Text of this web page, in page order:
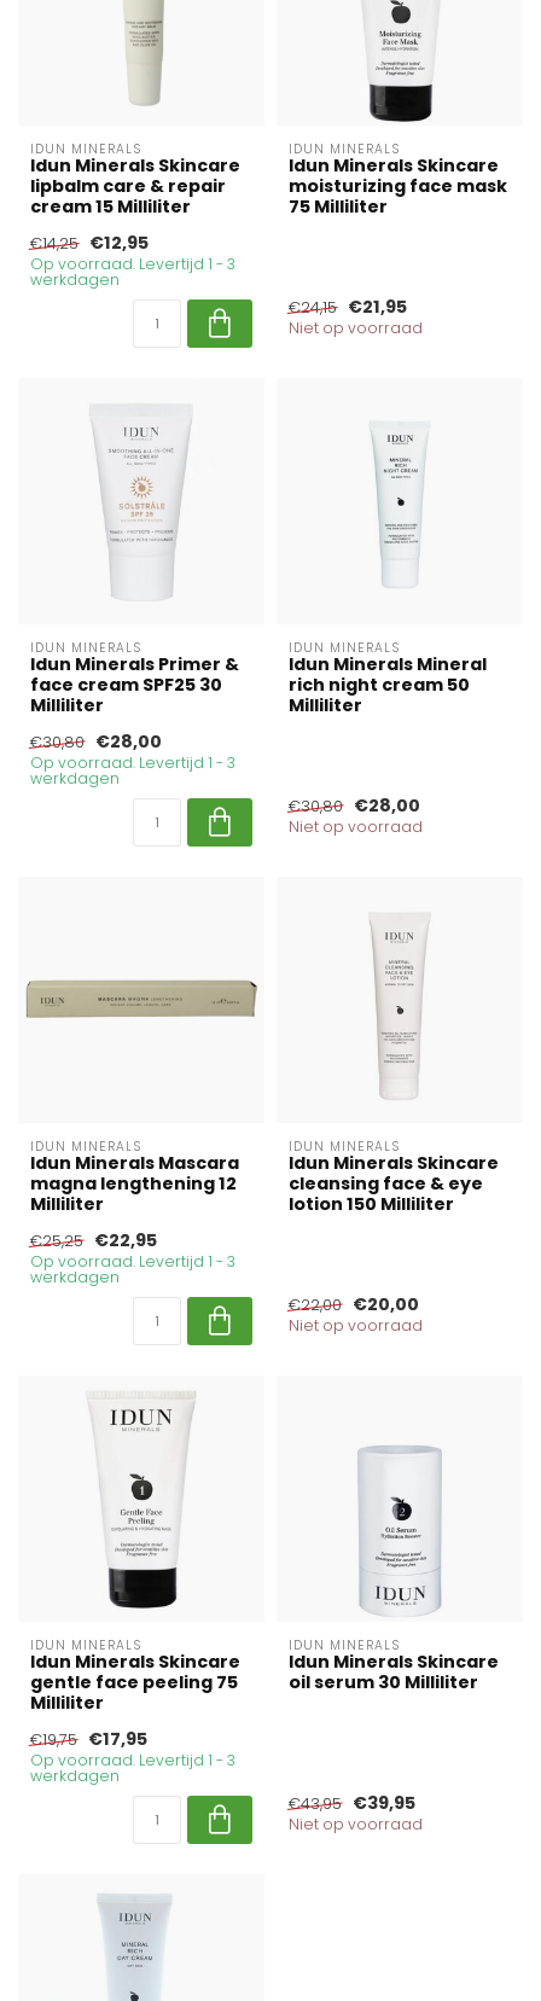
IDUN MINERALS
Idun Minerals Skincare
lipbalm care & repair
cream 15 Milliliter
€14,25 €12,95
Op voorraad. Levertijd 1 - 3
werkdagen
IDUN MINERALS
Idun Minerals Skincare
moisturizing face mask
75 Milliliter
€24,15 €21,95
Niet op voorraad
IDUN MINERALS
Idun Minerals Primer &
face cream SPF25 30
Milliliter
€30,80 €28,00
Op voorraad. Levertijd 1 - 3
werkdagen
IDUN MINERALS
Idun Minerals Mineral
rich night cream 50
Milliliter
€30,80 €28,00
Niet op voorraad
IDUN MINERALS
Idun Minerals Mascara
magna lengthening 12
Milliliter
€25,25 €22,95
Op voorraad. Levertijd 1 - 3
werkdagen
IDUN MINERALS
Idun Minerals Skincare
cleansing face & eye
lotion 150 Milliliter
€22,00 €20,00
Niet op voorraad
IDUN MINERALS
Idun Minerals Skincare
gentle face peeling 75
Milliliter
€19,75 €17,95
Op voorraad. Levertijd 1 - 3
werkdagen
IDUN MINERALS
Idun Minerals Skincare
oil serum 30 Milliliter
€43,95 €39,95
Niet op voorraad